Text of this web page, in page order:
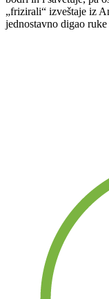
„frizirali“ izveštaje iz
jednostavno digao ruke